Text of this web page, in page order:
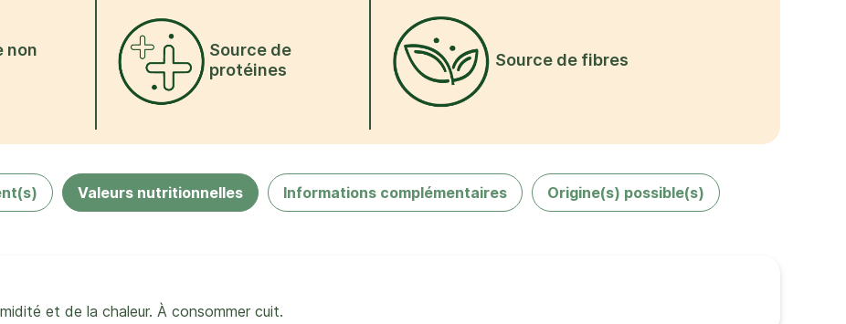
non
Source de
protéines
Source de fibres
Valeurs nutritionnelles Informations complémentaires Origine(s) possible(s)
et de la chaleur. À consommer cuit.